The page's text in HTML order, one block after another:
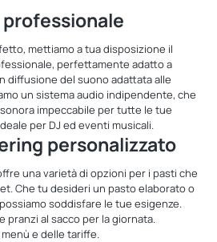
mettiamo a tua disposizione il
perfettamente adatto a
diffusione del suono adattata alle
un sistema audio indipendente, che
impeccabile per tutte le tue
per DJ ed eventi musicali.
personalizzato
una varietà di opzioni per i pasti che
Che tu desideri un pasto elaborato o
soddisfare le tue esigenze.
pranzi al sacco per la giornata.
e delle tariffe.